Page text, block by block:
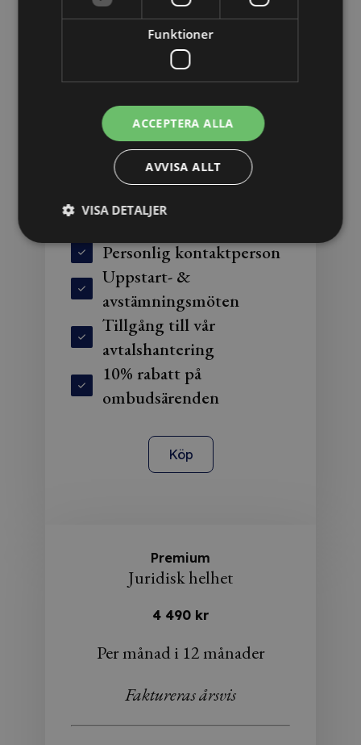
Perfekt för 5-15 anställda
Vårt mest köpta paket
16 timmar med jurist för
aktiva ärenden
Obegränsad juridisk
Personlig kontaktperson
Uppstart- &
avstämningsmöten
Tillgång till vår
avtalshantering
10% rabatt på
ombudsärenden
Köp
Premium
Juridisk helhet
4 490 kr
Per månad i 12 månader
Faktureras årsvis
Funktioner
ACCEPTERA ALLA
AVVISA ALLT
VISA DETALJER